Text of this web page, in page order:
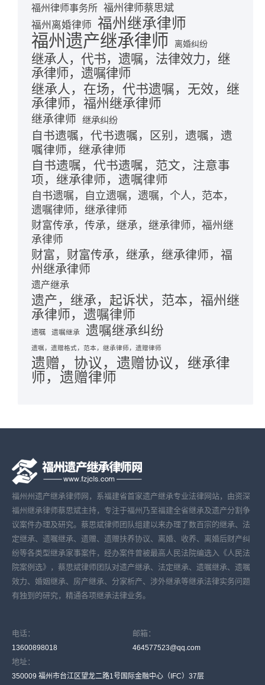
福州律师事务所 福州律师蔡思斌
福州离婚律师 福州继承律师
福州遗产继承律师 离婚纠纷
继承人，代书，遗嘱，法律效力，继
承律师，遗嘱律师
继承人，在场，代书遗嘱，无效，继
承律师，福州继承律师
继承律师 继承纠纷
自书遗嘱，代书遗嘱，区别，遗嘱，遗
嘱律师，继承律师
自书遗嘱，代书遗嘱，范文，注意事
项，继承律师，遗嘱律师
自书遗嘱，自立遗嘱，遗嘱，个人，范本，
遗嘱律师，继承律师
财富传承，传承，继承，继承律师，福州继
承律师
财富，财富传承，继承，继承律师，福
州继承律师
遗产继承
遗产，继承，起诉状，范本，福州继
承律师，遗嘱律师
遗嘱 遗嘱继承 遗嘱继承纠纷
遗嘱，遗赠格式，范本，继承律师，遗赠律师
遗赠，协议，遗赠协议，继承律
师，遗赠律师
福州州遗产继承律师网，系福建省首家遗产继承专业法律网站，由资深
福州继承律师蔡思斌主持，专注于福州乃至福建全省继承及遗产分割争
议案件办理及研究。蔡思斌律师团队组建以来办理了数百宗的继承、法
定继承、遗嘱继承、遗赠、遗赠扶养协议、离婚、收养、离婚后财产纠
纷等各类型继承家事案件，经办案件曾被最高人民法院编选入《人民法
院案例选》，蔡思斌律师团队对遗产继承、法定继承、遗嘱继承、遗嘱
效力、婚姻继承、房产继承、分家析产、涉外继承等继承法律实务问题
有独到的研究，精通各项继承法律业务。
电话：
13600898018
邮箱：
464577523@qq.com
地址：
350009 福州市台江区望龙二路1号国际金融中心（IFC）37层